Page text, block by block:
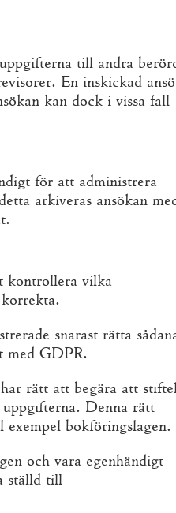
till andra
En inskickad
kan dock i vissa fall
för att administrera
arkiveras ansökan
kontrollera vilka
snarast rätta
med GDPR.
rätt att begära att
Denna rätt
bokföringslagen.
och vara egenhändigt
ställd till